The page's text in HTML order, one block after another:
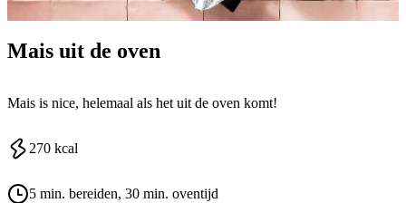
Mais uit de oven
Mais is nice, helemaal als het uit de oven komt!
270 kcal
5 min. bereiden, 30 min. oventijd